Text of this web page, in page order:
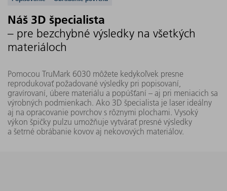
Náš 3D špecialista
– pre bezchybné výsledky na všetkých
materiáloch
Pomocou TruMark 6030 môžete kedykoľvek presne
reprodukovať požadované výsledky pri popisovaní,
gravírovaní, úbere materiálu a popúšťaní – aj pri meniacich sa
výrobných podmienkach. Ako 3D špecialista je laser ideálny
aj na opracovanie povrchov s rôznymi plochami. Vysoký
výkon špičky pulzu umožňuje vytvárať presné výsledky
a šetrné obrábanie kovov aj nekovových materiálov.